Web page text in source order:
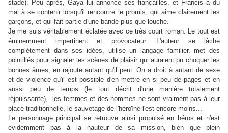
stade). Peu après, Gaya lui annonce ses fiançailles, et Francis a du
mal à se contenir lorsqu'il rencontre le promis, qui aime clairement les
garçons, et qui fait partie d'une bande plus que louche.
Je me suis véritablement éclatée avec ce très court roman. Le tout est
éminemment impertinent et provocateur. L'auteur se lâche
complètement dans ses idées, utilise un langage familier, met des
pointillés pour signaler les scènes de plaisir qui auraient pu choquer les
bonnes âmes, en rajoute autant qu'il peut. On a droit à autant de sexe
et de violence qu'il est possible d'en mettre en si peu de pages et en
aussi peu de temps (le tout décrit d'une manière totalement
réjouissante), les femmes et des hommes ne sont vraiment pas à leur
place traditionnelle, le sauvetage de l'héroïne l'est encore moins...
Le personnage principal se retrouve ainsi propulsé en héros et n'est
évidemment pas à la hauteur de sa mission, bien que plein